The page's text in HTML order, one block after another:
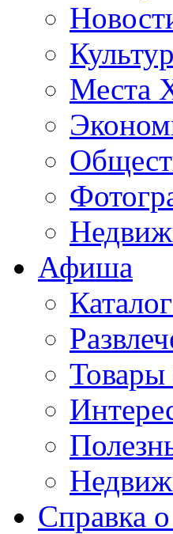
Места
Афиша
Товары
Справка